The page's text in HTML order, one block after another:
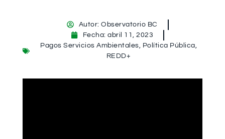
Autor: Observatorio BC
Fecha: abril 11, 2023
Pagos Servicios Ambientales, Política Pública,
REDD+